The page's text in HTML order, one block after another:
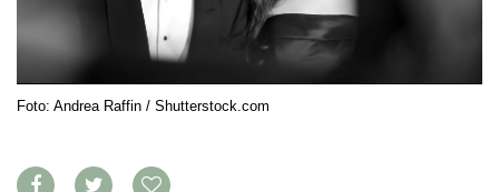
VORTEILSWELT
GEWINNSPIELE
Foto: Andrea Raffin / Shutterstock.com